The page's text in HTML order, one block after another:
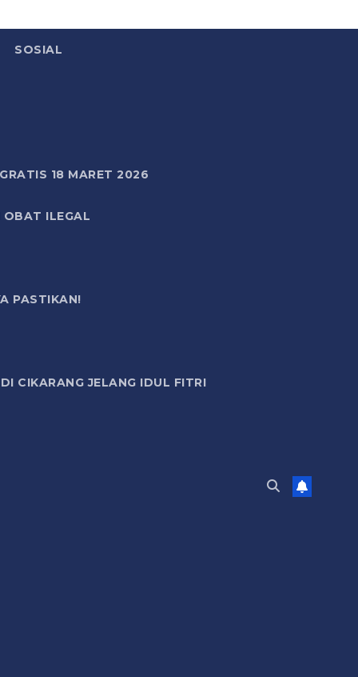
SOSIAL
18 MARET 2026
OBAT ILEGAL
PASTIKAN!
CIKARANG JELANG IDUL FITRI